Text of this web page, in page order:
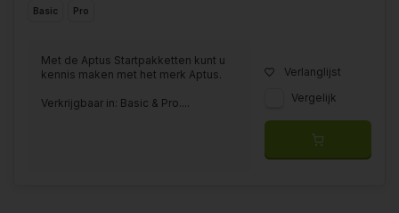
Basic Pro
Met de Aptus Startpakketten kunt u
kennis maken met het merk Aptus.
Verkrijgbaar in: Basic & Pro....
Verlanglijst
Vergelijk